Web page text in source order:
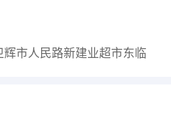
市人民路新建业超市东临